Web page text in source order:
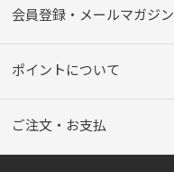
会員登録・メールマガジン
ポイントについて
ご注文・お支払